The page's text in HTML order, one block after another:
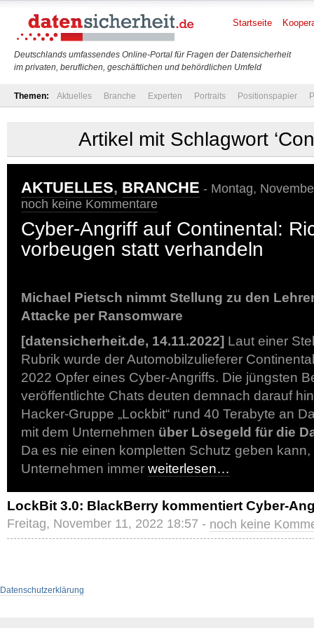
Deutschlands umfassendes Online-Portal für Fragen der Datensicherheit
im privaten, beruflichen, geschäftlichen und behördlichen Umfeld
Startseite
Themen: Aktuelles Branche Experten Portraits Positionspapier
Artikel mit Schlagwort
AKTUELLES, BRANCHE - Montag,
noch keine Kommentare
Cyber-Angriff auf Continental:
vorbeugen statt verhandeln
Michael Pietsch nimmt Stellung zu den
Attacke per Ransomware
[datensicherheit.de, 14.11.2022] Laut einer
Rubrik wurde der Automobilzulieferer
2022 Opfer eines Cyber-Angriffs. Die jüngsten
veröffentlichte Chats deuten demnach darauf
Hacker-Gruppe „Lockbit“ rund 40 Terabyte an
mit dem Unternehmen über Lösegeld für die
Da es nie einen kompletten Schutz geben
Unternehmen immer weiterlesen…
LockBit 3.0: BlackBerry kommentiert Cyber-
Freitag, November 11, 2022 18:57 - noch keine
Datenschutzerklärung